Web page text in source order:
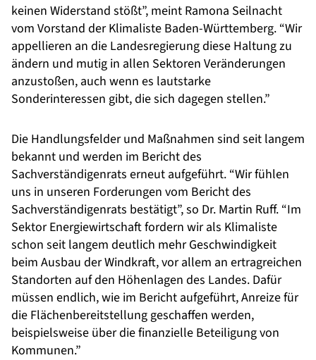
keinen Widerstand stößt”, meint Ramona Seilnacht
vom Vorstand der Klimaliste Baden-Württemberg. “Wir
appellieren an die Landesregierung diese Haltung zu
ändern und mutig in allen Sektoren Veränderungen
anzustoßen, auch wenn es lautstarke
Sonderinteressen gibt, die sich dagegen stellen.”
Die Handlungsfelder und Maßnahmen sind seit langem
bekannt und werden im Bericht des
Sachverständigenrats erneut aufgeführt. “Wir fühlen
uns in unseren Forderungen vom Bericht des
Sachverständigenrats bestätigt”, so Dr. Martin Ruff. “Im
Sektor Energiewirtschaft fordern wir als Klimaliste
schon seit langem deutlich mehr Geschwindigkeit
beim Ausbau der Windkraft, vor allem an ertragreichen
Standorten auf den Höhenlagen des Landes. Dafür
müssen endlich, wie im Bericht aufgeführt, Anreize für
die Flächenbereitstellung geschaffen werden,
beispielsweise über die finanzielle Beteiligung von
Kommunen.”